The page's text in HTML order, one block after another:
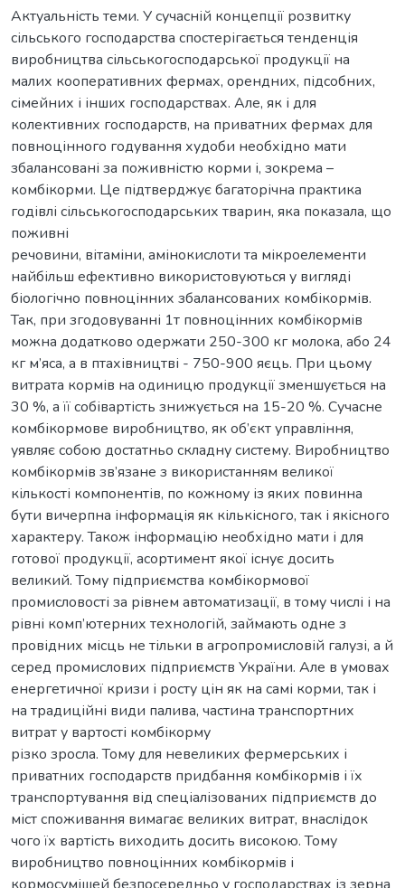
Актуальність теми. У сучасній концепції розвитку
сільського господарства спостерігається тенденція
виробництва сільськогосподарської продукції на
малих кооперативних фермах, орендних, підсобних,
сімейних і інших господарствах. Але, як і для
колективних господарств, на приватних фермах для
повноцінного годування худоби необхідно мати
збалансовані за поживністю корми і, зокрема –
комбікорми. Це підтверджує багаторічна практика
годівлі сільськогосподарських тварин, яка показала, що
поживні
речовини, вітаміни, амінокислоти та мікроелементи
найбільш ефективно використовуються у вигляді
біологічно повноцінних збалансованих комбікормів.
Так, при згодовуванні 1т повноцінних комбікормів
можна додатково одержати 250-300 кг молока, або 24
кг м’яса, а в птахівництві - 750-900 яєць. При цьому
витрата кормів на одиницю продукції зменшується на
30 %, а її собівартість знижується на 15-20 %. Сучасне
комбікормове виробництво, як об’єкт управління,
уявляє собою достатньо складну систему. Виробництво
комбікормів зв’язане з використанням великої
кількості компонентів, по кожному із яких повинна
бути вичерпна інформація як кількісного, так і якісного
характеру. Також інформацію необхідно мати і для
готової продукції, асортимент якої існує досить
великий. Тому підприємства комбікормової
промисловості за рівнем автоматизації, в тому числі і на
рівні комп’ютерних технологій, займають одне з
провідних місць не тільки в агропромисловій галузі, а й
серед промислових підприємств України. Але в умовах
енергетичної кризи і росту цін як на самі корми, так і
на традиційні види палива, частина транспортних
витрат у вартості комбікорму
різко зросла. Тому для невеликих фермерських і
приватних господарств придбання комбікормів і їх
транспортування від спеціалізованих підприємств до
міст споживання вимагає великих витрат, внаслідок
чого їх вартість виходить досить високою. Тому
виробництво повноцінних комбікормів і